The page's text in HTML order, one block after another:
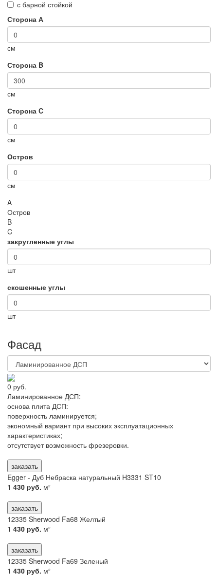
с барной стойкой
Сторона А
см
Сторона B
см
Сторона C
см
Остров
см
A
Остров
B
C
закругленные углы
шт
скошенные углы
шт
Фасад
0 руб.
Ламинированное ДСП:
основа плита ДСП:
поверхность ламинируется;
экономный вариант при высоких эксплуатационных
характеристиках;
отсутствует возможность фрезеровки.
заказать
Egger - Дуб Небраска натуральный H3331 ST10
1 430 руб. м²
заказать
12335 Sherwood Fa68 Желтый
1 430 руб. м²
заказать
12335 Sherwood Fa69 Зеленый
1 430 руб. м²